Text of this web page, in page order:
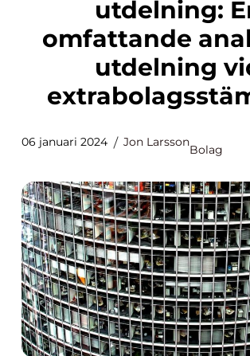
utdelning:
omfattande
utdelning
06 januari 2024 Jon Larsson
Bolag